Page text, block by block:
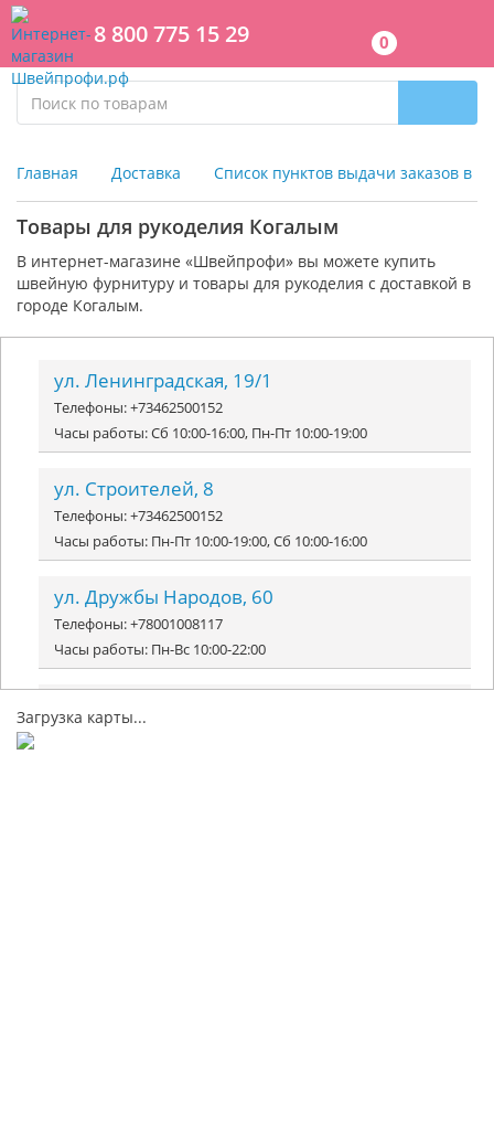
8 800 775 15 29 0
Главная Доставка Список пунктов выдачи заказов в
Товары для рукоделия Когалым
В интернет-магазине «Швейпрофи» вы можете купить
швейную фурнитуру и товары для рукоделия с доставкой в
городе Когалым.
ул. Ленинградская, 19/1
Телефоны: +73462500152
Часы работы: Сб 10:00-16:00, Пн-Пт 10:00-19:00
ул. Строителей, 8
Телефоны: +73462500152
Часы работы: Пн-Пт 10:00-19:00, Сб 10:00-16:00
ул. Дружбы Народов, 60
Телефоны: +78001008117
Часы работы: Пн-Вс 10:00-22:00
Телефоны: +78001008117
Загрузка карты...